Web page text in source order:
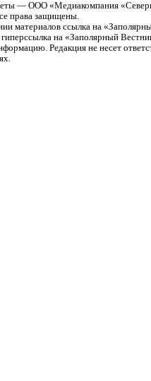
— ООО «Медиакомпания
права защищены.
материалов ссылка на
на «Заполярный
Редакция не несет